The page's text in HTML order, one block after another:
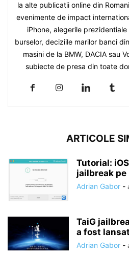
la alte publicatii online din
evenimente de impact
iPhone, alegerile
burselor, deciziile marilor banci
masini de la BMW, DACIA sau
subiecte de presa din toate
ARTICOLE
Tutorial:
jailbreak pe
Adrian Gabor -
TaiG
a fost lansat
Adrian Gabor -